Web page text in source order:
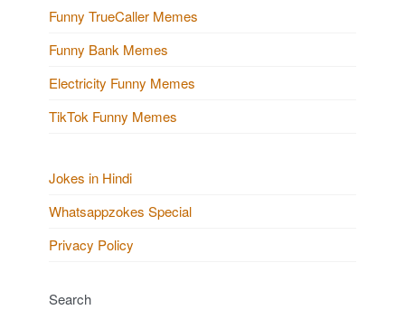
s
t
s
Funny TrueCaller Memes
Funny Bank Memes
Electricity Funny Memes
TikTok Funny Memes
Jokes in Hindi
Whatsappzokes Special
Privacy Policy
Search